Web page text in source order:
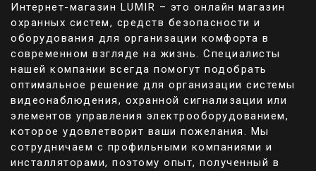
домофон и охранник открывает ворота или
поднимает шлагбаум. По приятной цене
приспособления данного типа можно купить в
Lumir. В многоквартирных домах устанавливают
приборы с одним внешним блоком и большим
количеством внутренних. Панель для вызова
имеет клавиатуру для набора номера нужной
квартиры.
Составляющие домофона следующие:
Интернет-магазин LUMIR – это онлайн магазин
охранных систем, средств безопасности и
оборудования для организации комфорта в
современном взгляде на жизнь. Специалисты
нашей компании всегда помогут подобрать
оптимальное решение для организации системы
видеонаблюдения, охранной сигнализации или
элементов управления электрооборудованием,
которое удовлетворит ваши пожелания. Мы
сотрудничаем с профильными компаниями и
инсталляторами, поэтому опыт, полученный в